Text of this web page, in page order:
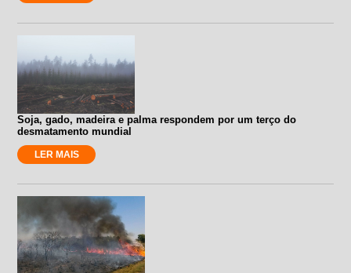
Soja, gado, madeira e palma respondem por um terço do
desmatamento mundial
LER MAIS